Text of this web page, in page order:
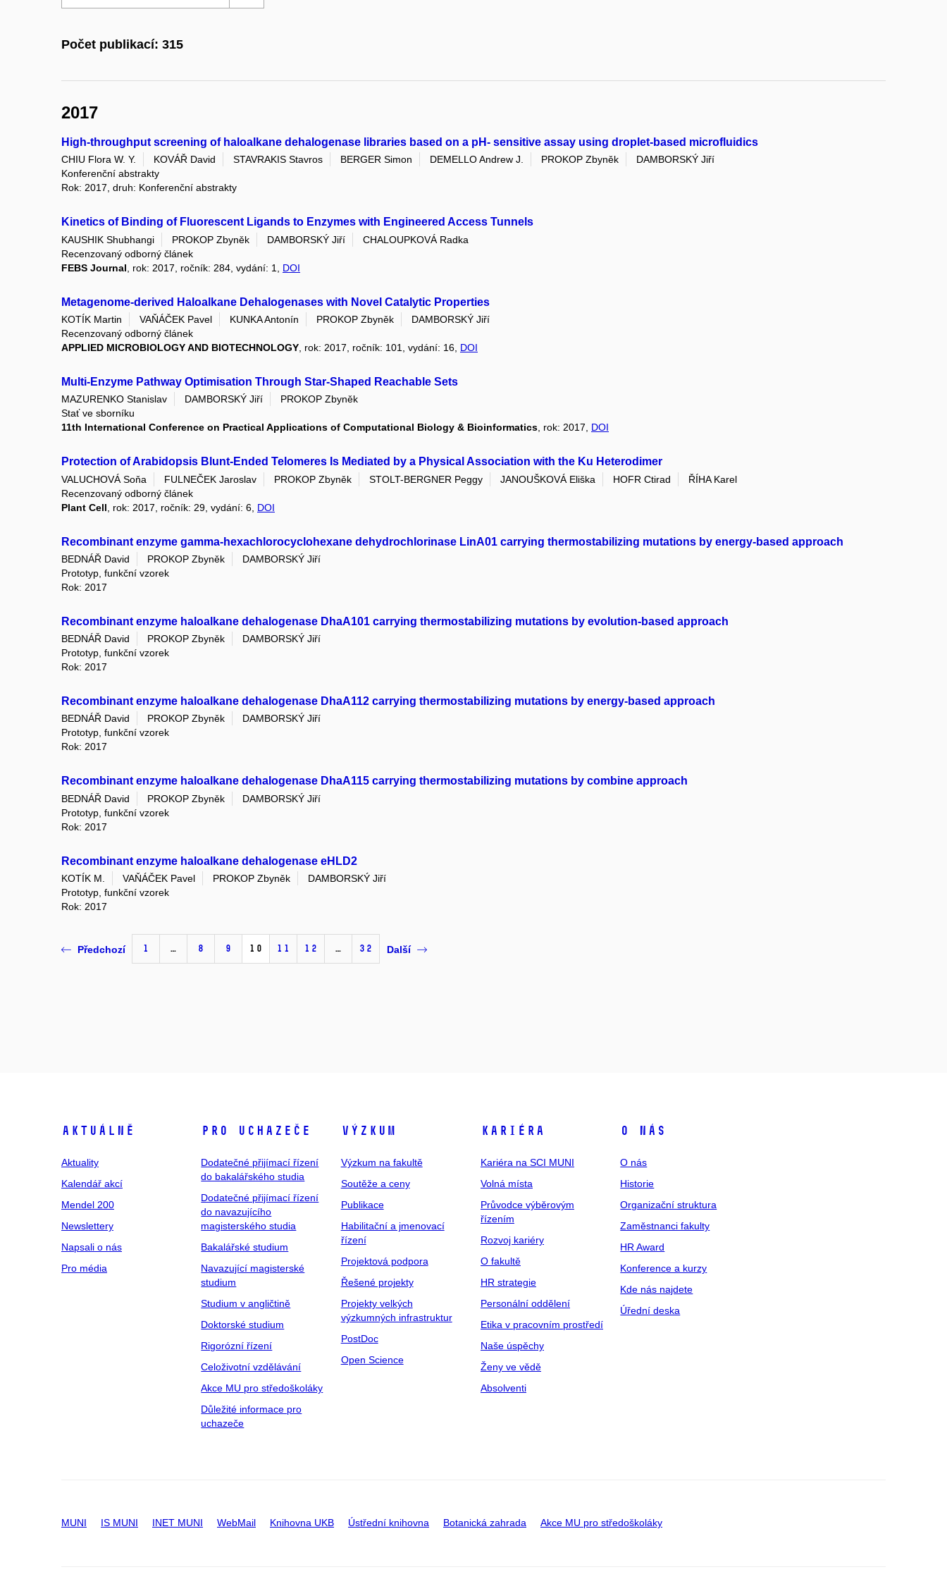
Počet publikací: 315
2017
High-throughput screening of haloalkane dehalogenase libraries based on a pH- sensitive assay using droplet-based microfluidics
CHIU Flora W. Y. KOVÁŘ David STAVRAKIS Stavros BERGER Simon DEMELLO Andrew J. PROKOP Zbyněk
DAMBORSKÝ Jiří
Konferenční abstrakty
Rok: 2017, druh: Konferenční abstrakty
Kinetics of Binding of Fluorescent Ligands to Enzymes with Engineered Access Tunnels
KAUSHIK Shubhangi PROKOP Zbyněk DAMBORSKÝ Jiří
CHALOUPKOVÁ Radka
Recenzovaný odborný článek
FEBS Journal , rok: 2017, ročník: 284, vydání: 1, DOI
Metagenome-derived Haloalkane Dehalogenases with Novel Catalytic Properties
KOTÍK Martin VAŇÁČEK Pavel KUNKA Antonín PROKOP Zbyněk
DAMBORSKÝ Jiří
Recenzovaný odborný článek
APPLIED MICROBIOLOGY AND BIOTECHNOLOGY , rok: 2017, ročník: 101, vydání: 16, DOI
Multi-Enzyme Pathway Optimisation Through Star-Shaped Reachable Sets
MAZURENKO Stanislav DAMBORSKÝ Jiří
PROKOP Zbyněk
Stať ve sborníku
11th International Conference on Practical Applications of Computational Biology & Bioinformatics, rok: 2017, DOI
Protection of Arabidopsis Blunt-Ended Telomeres Is Mediated by a Physical Association with the Ku Heterodimer
VALUCHOVÁ Soňa FULNEČEK Jaroslav PROKOP Zbyněk STOLT-BERGNER Peggy JANOUŠKOVÁ Eliška HOFR Ctirad
ŘÍHA Karel
Recenzovaný odborný článek
Plant Cell , rok: 2017, ročník: 29, vydání: 6, DOI
Recombinant enzyme gamma-hexachlorocyclohexane dehydrochlorinase LinA01 carrying thermostabilizing mutations by energy-based approach
BEDNÁŘ David PROKOP Zbyněk
DAMBORSKÝ Jiří
Prototyp, funkční vzorek
Rok: 2017
Recombinant enzyme haloalkane dehalogenase DhaA101 carrying thermostabilizing mutations by evolution-based approach
BEDNÁŘ David PROKOP Zbyněk
DAMBORSKÝ Jiří
Prototyp, funkční vzorek
Rok: 2017
Recombinant enzyme haloalkane dehalogenase DhaA112 carrying thermostabilizing mutations by energy-based approach
BEDNÁŘ David PROKOP Zbyněk
DAMBORSKÝ Jiří
Prototyp, funkční vzorek
Rok: 2017
Recombinant enzyme haloalkane dehalogenase DhaA115 carrying thermostabilizing mutations by combine approach
BEDNÁŘ David PROKOP Zbyněk
DAMBORSKÝ Jiří
Prototyp, funkční vzorek
Rok: 2017
Recombinant enzyme haloalkane dehalogenase eHLD2
KOTÍK M. VAŇÁČEK Pavel PROKOP Zbyněk
DAMBORSKÝ Jiří
Prototyp, funkční vzorek
Rok: 2017
Předchozí 1 … 8 9 10 11 12 … 32 Další
Aktuálně
Aktuality
Kalendář akcí
Mendel 200
Newslettery
Napsali o nás
Pro média
Pro uchazeče
Dodatečné přijímací řízení
do bakalářského studia
Dodatečné přijímací řízení
do navazujícího
magisterského studia
Bakalářské studium
Navazující magisterské
studium
Studium v angličtině
Doktorské studium
Rigorózní řízení
Celoživotní vzdělávání
Akce MU pro středoškoláky
Důležité informace pro
uchazeče
Výzkum
Výzkum na fakultě
Soutěže a ceny
Publikace
Habilitační a jmenovací
řízení
Projektová podpora
Řešené projekty
Projekty velkých
výzkumných infrastruktur
PostDoc
Open Science
Kariéra
Kariéra na SCI MUNI
Volná místa
Průvodce výběrovým
řízením
Rozvoj kariéry
O fakultě
HR strategie
Personální oddělení
Etika v pracovním prostředí
Naše úspěchy
Ženy ve vědě
Absolventi
O nás
O nás
Historie
Organizační struktura
Zaměstnanci fakulty
HR Award
Konference a kurzy
Kde nás najdete
Úřední deska
MUNI IS MUNI INET MUNI WebMail Knihovna UKB Ústřední knihovna Botanická zahrada Akce MU pro středoškoláky